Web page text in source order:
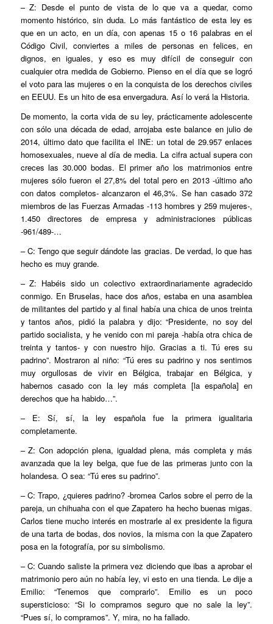
– Z: Desde el punto de vista de lo que va a quedar, como
momento histórico, sin duda. Lo más fantástico de esta ley es
que en un acto, en un día, con apenas 15 o 16 palabras en el
Código Civil, conviertes a miles de personas en felices, en
dignos, en iguales, y eso es muy difícil de conseguir con
cualquier otra medida de Gobierno. Pienso en el día que se logró
el voto para las mujeres o en la conquista de los derechos civiles
en EEUU. Es un hito de esa envergadura. Así lo verá la Historia.
De momento, la corta vida de su ley, prácticamente adolescente
con sólo una década de edad, arrojaba este balance en julio de
2014, último dato que facilita el INE: un total de 29.957 enlaces
homosexuales, nueve al día de media. La cifra actual supera con
creces las 30.000 bodas. El primer año los matrimonios entre
mujeres sólo fueron el 27,8% del total pero en 2013 -último año
con datos completos- alcanzaron el 46,3%. Se han casado 372
miembros de las Fuerzas Armadas -113 hombres y 259 mujeres-,
1.450 directores de empresa y administraciones públicas
-961/489-…
– C: Tengo que seguir dándote las gracias. De verdad, lo que has
hecho es muy grande.
– Z: Habéis sido un colectivo extraordinariamente agradecido
conmigo. En Bruselas, hace dos años, estaba en una asamblea
de militantes del partido y al final había una chica de unos treinta
y tantos años, pidió la palabra y dijo: “Presidente, no soy del
partido socialista, y he venido con mi pareja -había otra chica de
treinta y tantos- y con nuestro hijo. Gracias a ti. Tú eres su
padrino”. Mostraron al niño: “Tú eres su padrino y nos sentimos
muy orgullosas de vivir en Bélgica, trabajar en Bélgica, y
habernos casado con la ley más completa [la española] en
derechos que ha habido…”.
– E: Sí, sí, la ley española fue la primera igualitaria
completamente.
– Z: Con adopción plena, igualdad plena, más completa y más
avanzada que la ley belga, que fue de las primeras junto con la
holandesa. O sea: “Tú eres su padrino”.
– C: Trapo, ¿quieres padrino? -bromea Carlos sobre el perro de la
pareja, un chihuaha con el que Zapatero ha hecho buenas migas.
Carlos tiene mucho interés en mostrarle al ex presidente la figura
de una tarta de bodas, dos novios, la misma con la que Zapatero
posa en la fotografía, por su simbolismo.
– C: Cuando saliste la primera vez diciendo que ibas a aprobar el
matrimonio pero aún no había ley, vi esto en una tienda. Le dije a
Emilio: “Tenemos que comprarlo”. Emilio es un poco
supersticioso: “Si lo compramos seguro que no sale la ley”.
“Pues sí, lo compramos”. Y, mira, no ha fallado.